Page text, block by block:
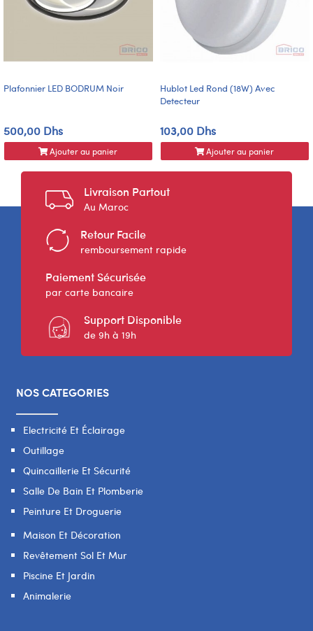
Plafonnier LED BODRUM Noir
500,00 Dhs
Ajouter au panier
Hublot Led Rond (18W) Avec
Detecteur
103,00 Dhs
Ajouter au panier
Livraison Partout
Au Maroc
Retour Facile
remboursement rapide
Paiement Sécurisée
par carte bancaire
Support Disponible
de 9h à 19h
NOS CATEGORIES
Electricité Et Éclairage
Outillage
Quincaillerie Et Sécurité
Salle De Bain Et Plomberie
Peinture Et Droguerie
Maison Et Décoration
Revêtement Sol Et Mur
Piscine Et Jardin
Animalerie